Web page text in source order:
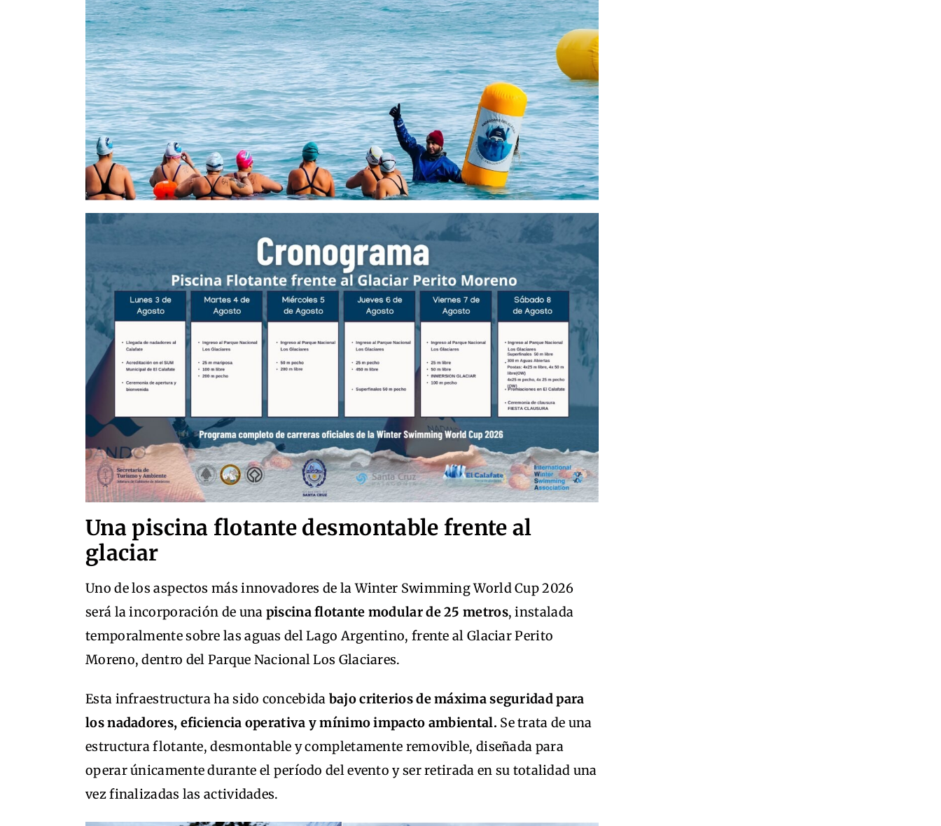
Una piscina flotante desmontable frente al
glaciar
Uno de los aspectos más innovadores de la Winter Swimming World Cup 2026
será la incorporación de una piscina flotante modular de 25 metros, instalada
temporalmente sobre las aguas del Lago Argentino, frente al Glaciar Perito
Moreno, dentro del Parque Nacional Los Glaciares.
Esta infraestructura ha sido concebida bajo criterios de máxima seguridad para
los nadadores, eficiencia operativa y mínimo impacto ambiental. Se trata de una
estructura flotante, desmontable y completamente removible, diseñada para
operar únicamente durante el período del evento y ser retirada en su totalidad una
vez finalizadas las actividades.